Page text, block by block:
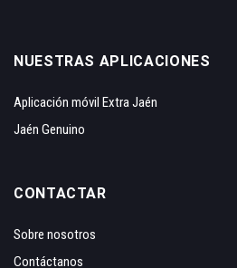
NUESTRAS APLICACIONES
Aplicación móvil Extra Jaén
Jaén Genuino
CONTACTAR
Sobre nosotros
Contáctanos